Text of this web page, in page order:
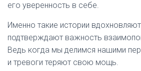
его уверенность в себе.
Именно такие истории
подтверждают важность
Ведь когда мы делимся нашими
и тревоги теряют свою мощь.